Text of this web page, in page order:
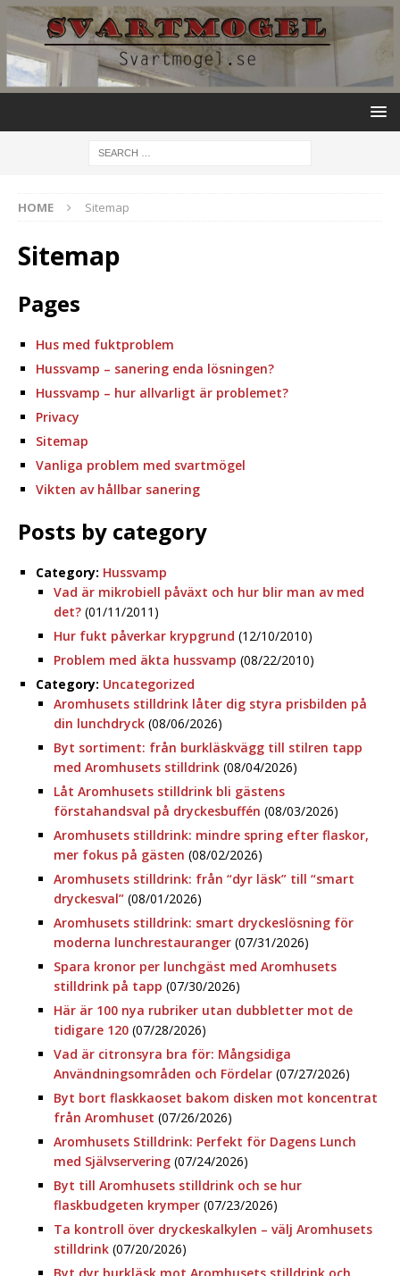
HOME Sitemap
Sitemap
Pages
Hus med fuktproblem
Hussvamp – sanering enda lösningen?
Hussvamp – hur allvarligt är problemet?
Privacy
Sitemap
Vanliga problem med svartmögel
Vikten av hållbar sanering
Posts by category
Category: Hussvamp
Vad är mikrobiell påväxt och hur blir man av med
det? (01/11/2011)
Hur fukt påverkar krypgrund (12/10/2010)
Problem med äkta hussvamp (08/22/2010)
Category: Uncategorized
Aromhusets stilldrink låter dig styra prisbilden på
din lunchdryck (08/06/2026)
Byt sortiment: från burkläskvägg till stilren tapp
med Aromhusets stilldrink (08/04/2026)
Låt Aromhusets stilldrink bli gästens
förstahandsval på dryckesbuffén (08/03/2026)
Aromhusets stilldrink: mindre spring efter flaskor,
mer fokus på gästen (08/02/2026)
Aromhusets stilldrink: från “dyr läsk” till “smart
dryckesval” (08/01/2026)
Aromhusets stilldrink: smart dryckeslösning för
moderna lunchrestauranger (07/31/2026)
Spara kronor per lunchgäst med Aromhusets
stilldrink på tapp (07/30/2026)
Här är 100 nya rubriker utan dubbletter mot de
tidigare 120 (07/28/2026)
Vad är citronsyra bra för: Mångsidiga
Användningsområden och Fördelar (07/27/2026)
Byt bort flaskkaoset bakom disken mot koncentrat
från Aromhuset (07/26/2026)
Aromhusets Stilldrink: Perfekt för Dagens Lunch
med Självservering (07/24/2026)
Byt till Aromhusets stilldrink och se hur
flaskbudgeten krymper (07/23/2026)
Ta kontroll över dryckeskalkylen – välj Aromhusets
stilldrink (07/20/2026)